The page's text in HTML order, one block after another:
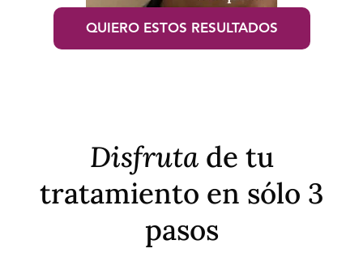
QUIERO ESTOS RESULTADOS
Disfrutade tu
tratamiento en sólo 3
pasos